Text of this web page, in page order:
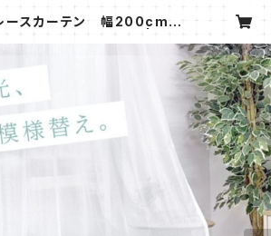
ースカーテン 幅200cm